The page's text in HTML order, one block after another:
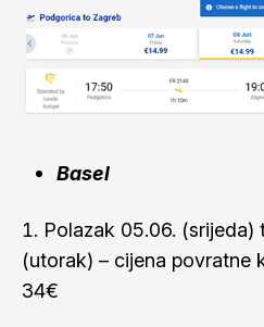
Basel
Polazak 05.06. (srijeda)
(utorak) – cijena povratne
34€